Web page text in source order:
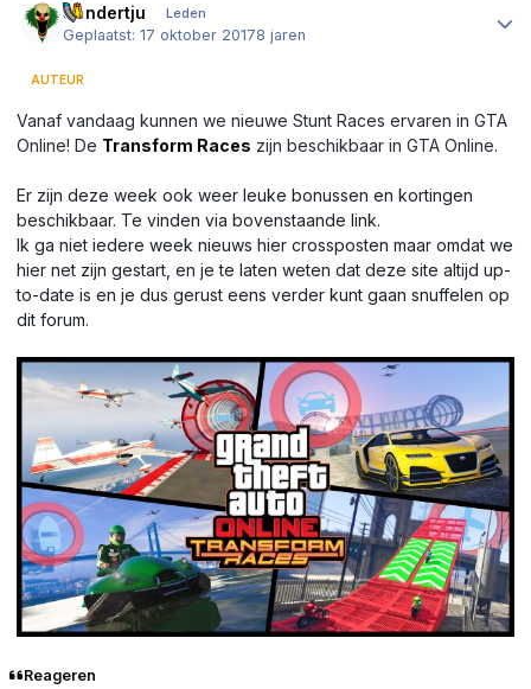
Sandertju Leden
Geplaatst:17 oktober 20178 jaren
AUTEUR
Vanaf vandaag kunnen we nieuwe Stunt Races ervaren in GTA
Online! De Transform Races zijn beschikbaar in GTA Online.
Er zijn deze week ook weer leuke bonussen en kortingen
beschikbaar. Te vinden via bovenstaande link.
Ik ga niet iedere week nieuws hier crossposten maar omdat we
hier net zijn gestart, en je te laten weten dat deze site altijd up-
to-date is en je dus gerust eens verder kunt gaan snuffelen op
dit forum.
Reageren